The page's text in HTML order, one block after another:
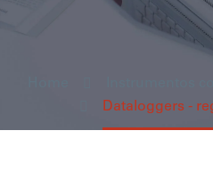
Instrumentos
Dataloggers -